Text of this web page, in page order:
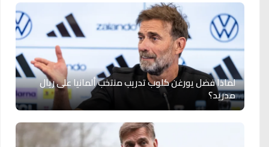
لماذا فضل يورغن كلوب تدريب منتخب ألمانيا على ريال
مدريد؟